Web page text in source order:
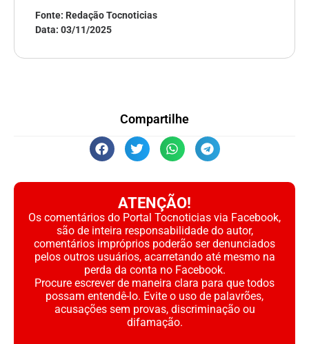
Fonte: Redação Tocnoticias
Data: 03/11/2025
Compartilhe
ATENÇÃO!
Os comentários do Portal Tocnoticias via Facebook,
são de inteira responsabilidade do autor,
comentários impróprios poderão ser denunciados
pelos outros usuários, acarretando até mesmo na
perda da conta no Facebook.
Procure escrever de maneira clara para que todos
possam entendê-lo. Evite o uso de palavrões,
acusações sem provas, discriminação ou
difamação.